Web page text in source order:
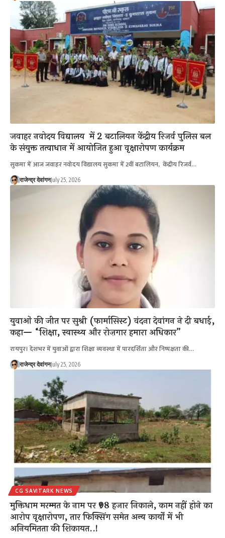
जवाहर नवोदय विद्यालय में 2 बटालियन केंद्रीय रिजर्व पुलिस बल
के संयुक्त तत्वाधान में आयोजित हुआ वृक्षारोपण कार्यक्रम
सुकमा में आज जवाहर नवोदय विद्यालय सुकमा में 2वीं बटालियन, केंद्रीय रिजर्व…
राजेन्द्र देवांगनJuly 25, 2026
युवाओं की जीत पर सुश्री (फार्मासिस्ट) वंदना देवांगन ने दी बधाई,
कहा— “शिक्षा, स्वास्थ्य और रोज़गार हमारा अधिकार”
रायपुर। देशभर में युवाओं द्वारा शिक्षा व्यवस्था में पारदर्शिता और निष्पक्षता की…
राजेन्द्र देवांगनJuly 25, 2026
CG SAVITARK NEWS
मुक्तिधाम मरम्मत के नाम पर ₹98 हजार निकाले, काम नहीं होने का
आरोप वृक्षारोपण, तार फिक्सिंग समेत अन्य कार्यों में भी
अनियमितता की शिकायत..!